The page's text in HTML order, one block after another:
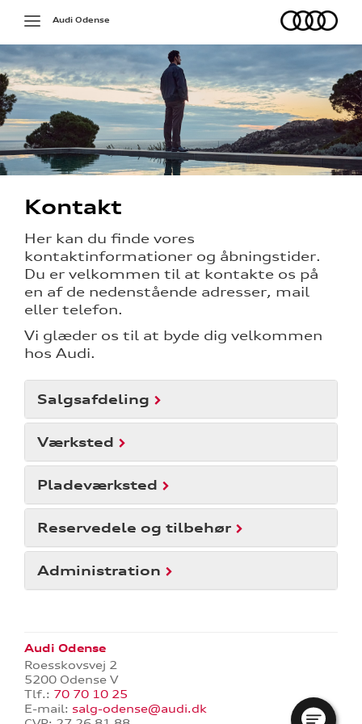
Toggle
navigation
Audi
Audi Odense
Kontakt
Her kan du finde vores
kontaktinformationer og åbningstider.
Du er velkommen til at kontakte os på
en af de nedenstående adresser, mail
eller telefon.
Vi glæder os til at byde dig velkommen
hos Audi.
Salgsafdeling
Værksted
Pladeværksted
Reservedele og tilbehør
Administration
Audi Odense
Roesskovsvej 2
5200 Odense V
Tlf.: 70 70 10 25
E-mail: salg-odense@audi.dk